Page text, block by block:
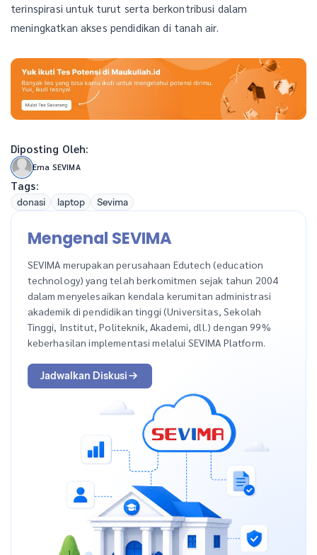
terinspirasi untuk turut serta berkontribusi dalam
meningkatkan akses pendidikan di tanah air.
Diposting Oleh:
Erna SEVIMA
Tags:
donasi laptop Sevima
Mengenal SEVIMA
SEVIMA merupakan perusahaan Edutech (education
technology) yang telah berkomitmen sejak tahun 2004
dalam menyelesaikan kendala kerumitan administrasi
akademik di pendidikan tinggi (Universitas, Sekolah
Tinggi, Institut, Politeknik, Akademi, dll.) dengan 99%
keberhasilan implementasi melalui SEVIMA Platform.
Jadwalkan Diskusi